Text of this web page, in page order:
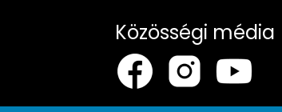
Közösségi média